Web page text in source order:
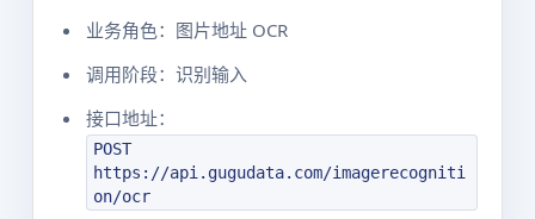
业务角色：图片地址 OCR
调用阶段：识别输入
接口地址：
POST
https://api.gugudata.com/imagerecogniti
on/ocr